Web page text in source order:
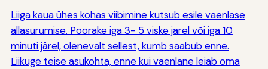
Liiga kaua ühes kohas viibimine kutsub esile vaenlase
allasurumise. Pöörake iga 3- 5 viske järel või iga 10
minuti järel, olenevalt sellest, kumb saabub enne.
Liikuge teise asukohta, enne kui vaenlane leiab oma